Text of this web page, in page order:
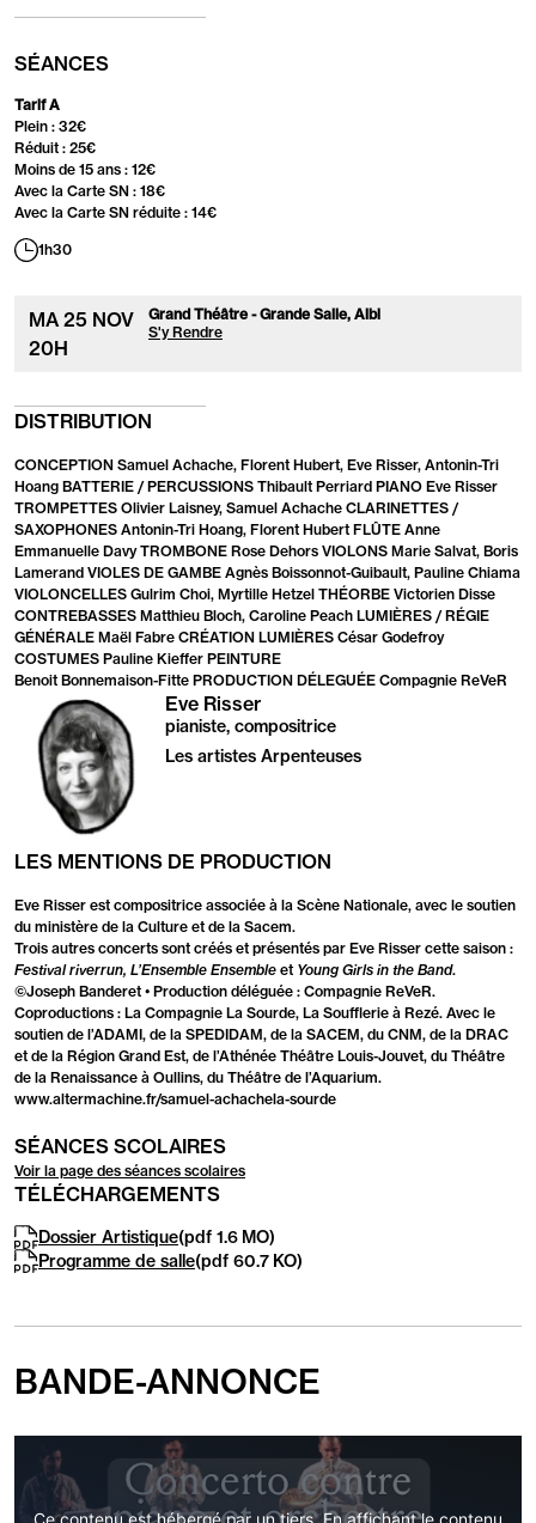
SÉANCES
Tarif A
Plein : 32€
Réduit : 25€
Moins de 15 ans : 12€
Avec la Carte SN : 18€
Avec la Carte SN réduite : 14€
1h30
MA 25 NOV
20H
Grand Théâtre - Grande Salle, Albi
S'y Rendre
DISTRIBUTION
CONCEPTION Samuel Achache, Florent Hubert, Eve Risser, Antonin-Tri
Hoang BATTERIE / PERCUSSIONS Thibault Perriard PIANO Eve Risser
TROMPETTES Olivier Laisney, Samuel Achache CLARINETTES /
SAXOPHONES Antonin-Tri Hoang, Florent Hubert FLÛTE Anne
Emmanuelle Davy TROMBONE Rose Dehors VIOLONS Marie Salvat, Boris
Lamerand VIOLES DE GAMBE Agnès Boissonnot-Guibault, Pauline Chiama
VIOLONCELLES Gulrim Choi, Myrtille Hetzel THÉORBE Victorien Disse
CONTREBASSES Matthieu Bloch, Caroline Peach LUMIÈRES / RÉGIE
GÉNÉRALE Maël Fabre CRÉATION LUMIÈRES César Godefroy
COSTUMES Pauline Kieffer PEINTURE
Benoit Bonnemaison-Fitte PRODUCTION DÉLEGUÉE Compagnie ReVeR
Eve Risser
pianiste, compositrice
Les artistes Arpenteuses
LES MENTIONS DE PRODUCTION
Eve Risser est compositrice associée à la Scène Nationale, avec le soutien
du ministère de la Culture et de la Sacem.
Trois autres concerts sont créés et présentés par Eve Risser cette saison :
Festival riverrun, L’Ensemble Ensemble et Young Girls in the Band.
©Joseph Banderet • Production déléguée : Compagnie ReVeR.
Coproductions : La Compagnie La Sourde, La Soufflerie à Rezé. Avec le
soutien de l’ADAMI, de la SPEDIDAM, de la SACEM, du CNM, de la DRAC
et de la Région Grand Est, de l’Athénée Théâtre Louis-Jouvet, du Théâtre
de la Renaissance à Oullins, du Théâtre de l’Aquarium.
www.altermachine.fr/samuel-achachela-sourde
SÉANCES SCOLAIRES
Voir la page des séances scolaires
TÉLÉCHARGEMENTS
Dossier Artistique(pdf 1.6 MO)
Programme de salle(pdf 60.7 KO)
BANDE-ANNONCE